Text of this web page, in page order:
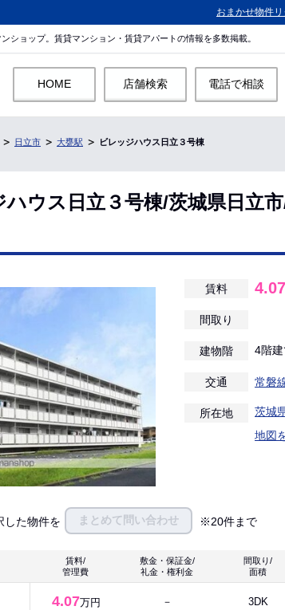
おまかせ物件リ
ショップ。賃貸マンション・賃貸アパートの情報を多数掲載。
HOME 店舗検索 電話で相談
日立市 大甕駅 ビレッジハウス日立３号棟
ハウス日立３号棟/茨城県日立
賃料
間取り
建物階 4階建
交通 常磐
所在地 茨城
地図
した物件を まとめて問い合わせ ※20件まで
賃料/
管理費
敷金・保証金/
礼金・権利金
間取り/
面積
4.07万円
－
3DK